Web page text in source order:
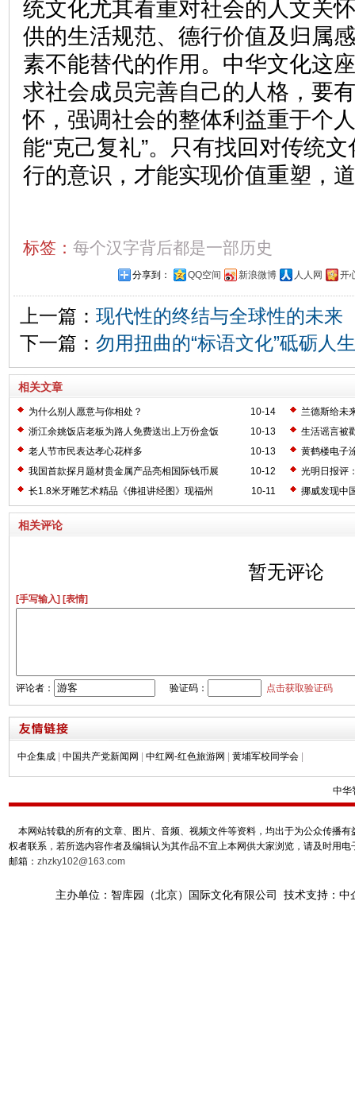
统文化尤其看重对社会的人文关
供的生活规范、德行价值及归属
素不能替代的作用。中华文化这
求社会成员完善自己的人格，要
怀，强调社会的整体利益重于个
能“克己复礼”。只有找回对传统
行的意识，才能实现价值重塑，
标签： 每个汉字背后都是一部历史
分享到： QQ空间 新浪微博 人人网 开
上一篇： 现代性的终结与全球性的未来
下一篇： 勿用扭曲的“标语文化”砥砺人生
相关文章
10-14
为什么别人愿意与你相处？
兰德斯给未
10-13
浙江余姚饭店老板为路人免费送出上万份盒饭
生活谣言被
10-13
老人节市民表达孝心花样多
黄鹤楼电子
10-12
我国首款探月题材贵金属产品亮相国际钱币展
光明日报评
10-11
长1.8米牙雕艺术精品《佛祖讲经图》现福州 挪威发现中
相关评论
暂无评论
[手写输入] [表情]
评论者： 验证码： 点击获取验证码
中企集成 中国共产党新闻网 中红网-红色旅游网 黄埔军校同学会
中华
本网站转载的所有的文章、图片、音频、视频文件等资料，均出于为公众传播
权者联系，若所选内容作者及编辑认为其作品不宜上本网供大家浏览，请及时用
邮箱： zhzky102@163.com
主办单位：智库园（北京）国际文化有限公司 技术支持：